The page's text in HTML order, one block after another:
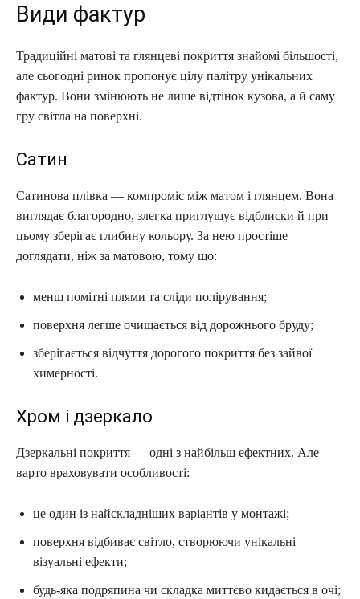
Види фактур
Традиційні матові та глянцеві покриття знайомі більшості,
але сьогодні ринок пропонує цілу палітру унікальних
фактур. Вони змінюють не лише відтінок кузова, а й саму
гру світла на поверхні.
Сатин
Сатинова плівка — компроміс між матом і глянцем. Вона
виглядає благородно, злегка приглушує відблиски й при
цьому зберігає глибину кольору. За нею простіше
доглядати, ніж за матовою, тому що:
менш помітні плями та сліди полірування;
поверхня легше очищається від дорожнього бруду;
зберігається відчуття дорогого покриття без зайвої
химерності.
Хром і дзеркало
Дзеркальні покриття — одні з найбільш ефектних. Але
варто враховувати особливості:
це один із найскладніших варіантів у монтажі;
поверхня відбиває світло, створюючи унікальні
візуальні ефекти;
будь-яка подряпина чи складка миттєво кидається в очі;